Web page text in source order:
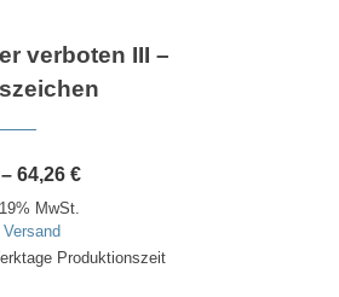
verboten III –
–64,26€Preisspanne:
MwSt.
Versand
Produktionszeit